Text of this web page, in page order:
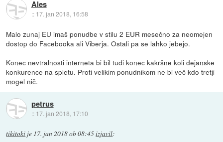
Ales
:: 17. jan 2018, 16:58
Malo zunaj EU imaš ponudbe v stilu 2 EUR mesečno za neomejen
dostop do Facebooka ali Viberja. Ostali pa se lahko jebejo.
Konec nevtralnosti interneta bi bil tudi konec kakršne koli dejanske
konkurence na spletu. Proti velikim ponudnikom ne bi več kdo tretji
mogel nič.
petrus
:: 17. jan 2018, 17:10
tikitoki je 17. jan 2018 ob 08:45izjavil: